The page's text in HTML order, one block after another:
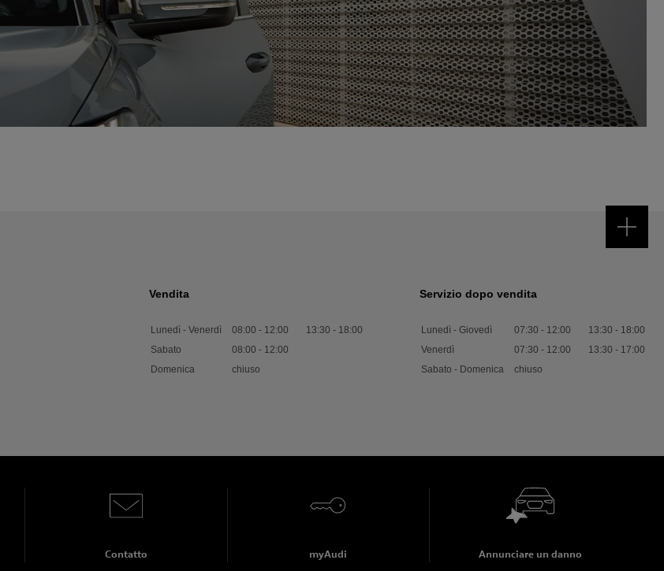
Vendita
Lunedì - Venerdì 08:00 - 12:00 13:30 - 18:00
Sabato
08:00 - 12:00
Domenica
chiuso
Servizio dopo vendita
Lunedì - Giovedì 07:30 - 12:00 13:30 - 18:00
Venerdì
07:30 - 12:00 13:30 - 17:00
Sabato - Domenica
chiuso
Contatto myAudi Annunciare un danno